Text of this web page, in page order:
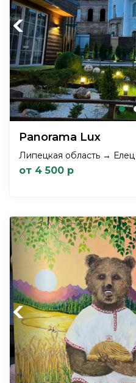
Previous
Panorama Lux
Липецкая область → Елец
от 4 500 р
Previous